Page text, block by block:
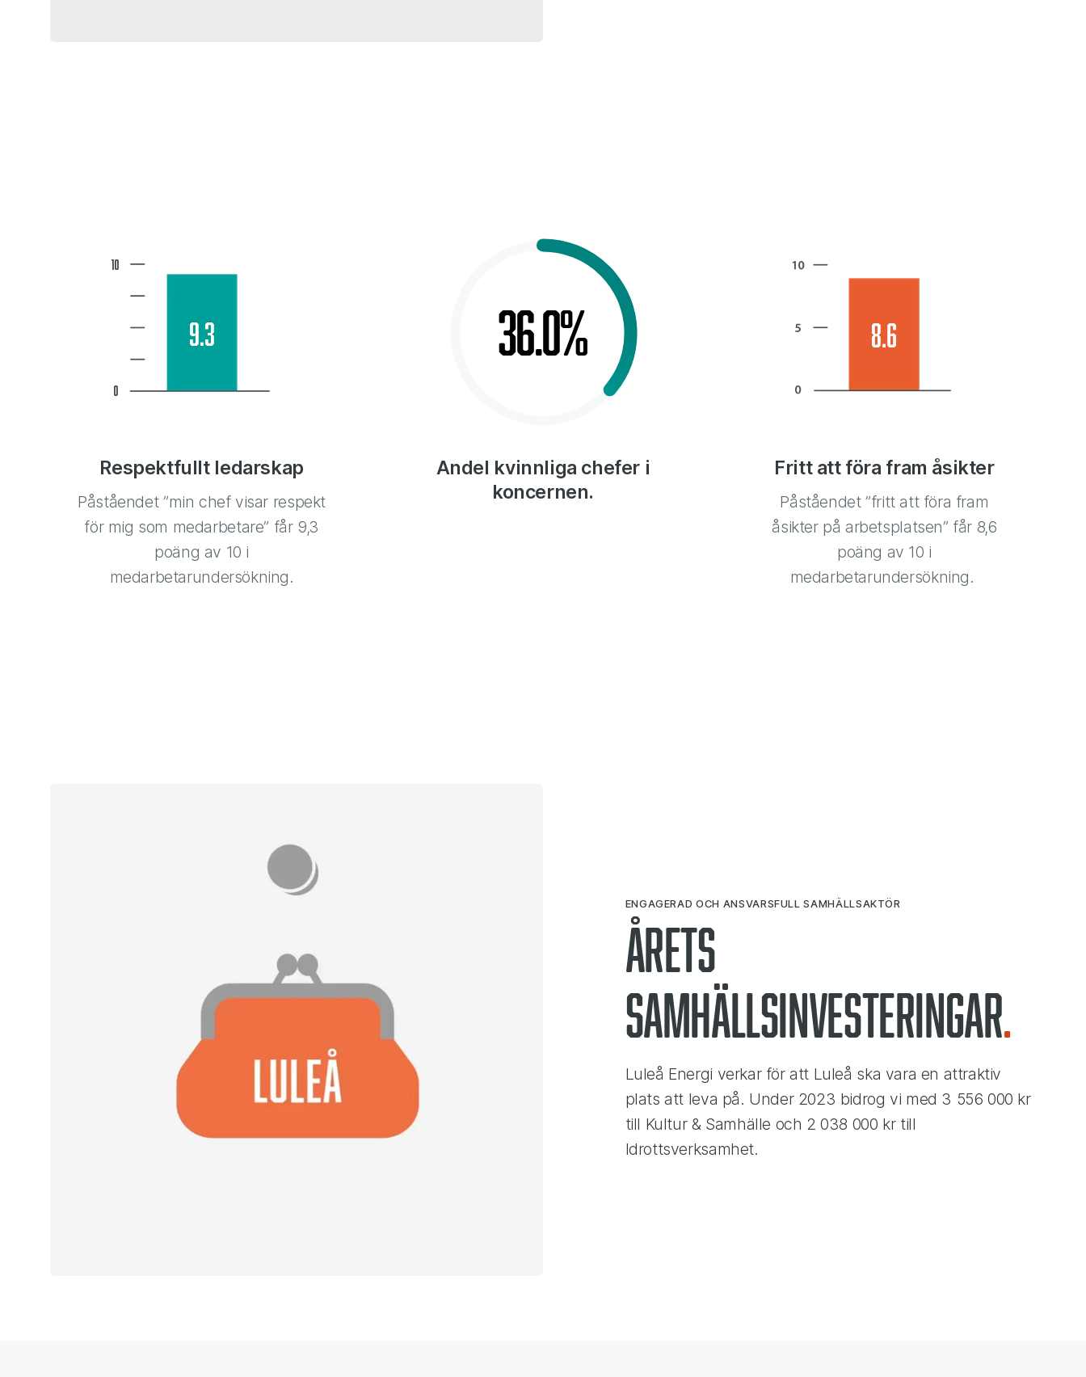
Respektfullt ledarskap
Påståendet ”min chef visar respekt
för mig som medarbetare” får 9,3
poäng av 10 i
medarbetarundersökning.
Andel kvinnliga chefer i
koncernen.
36.0%
Fritt att föra fram åsikter
Påståendet ”fritt att föra fram
åsikter på arbetsplatsen” får 8,6
poäng av 10 i
medarbetarundersökning.
Årets
samhällsinvesteringar
ENGAGERAD OCH ANSVARSFULL SAMHÄLLSAKTÖR
Luleå Energi verkar för att Luleå ska vara en attraktiv
plats att leva på. Under 2023 bidrog vi med 3 556 000 kr
till Kultur & Samhälle och 2 038 000 kr till
Idrottsverksamhet.